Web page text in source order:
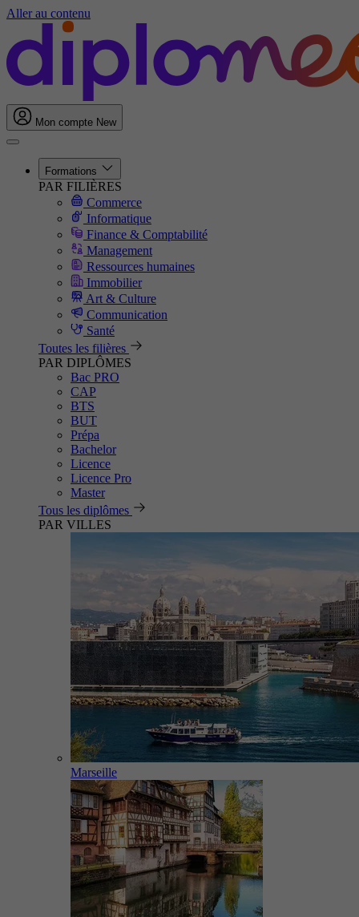
Aller au contenu
Mon compte New
Formations
PAR FILIÈRES
Commerce
Informatique
Finance & Comptabilité
Management
Ressources humaines
Immobilier
Art & Culture
Communication
Santé
Toutes les filières
PAR DIPLÔMES
Bac PRO
CAP
BTS
BUT
Prépa
Bachelor
Licence
Licence Pro
Master
Tous les diplômes
PAR VILLES
Marseille